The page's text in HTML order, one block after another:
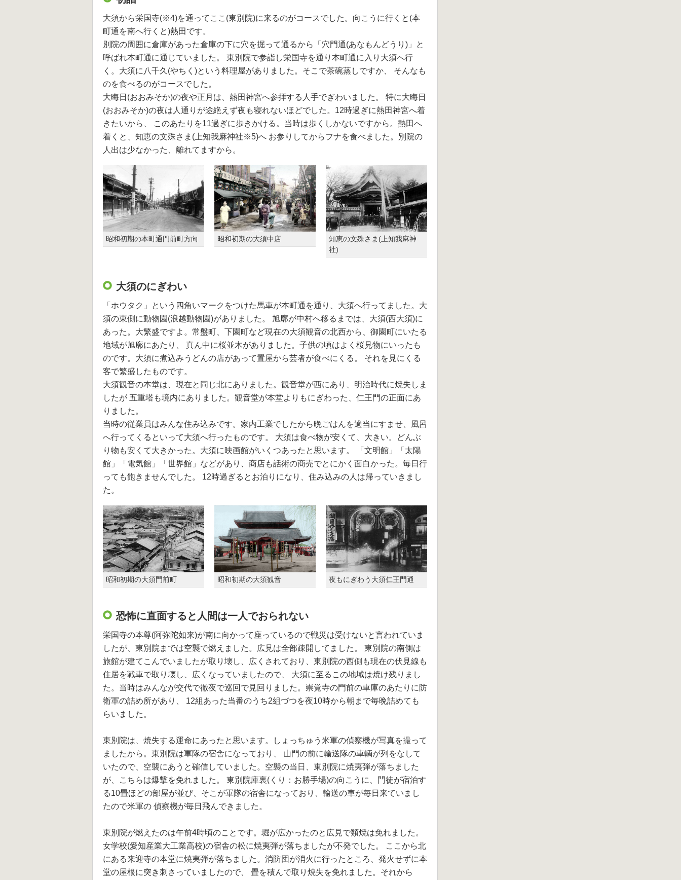
大須から栄国寺(※4)を通ってここ(東別院)に来るのがコースでした。向こうに行くと(本
町通を南へ行くと)熱田です。
別院の周囲に倉庫があった倉庫の下に穴を掘って通るから「穴門通(あなもんどうり)」と
呼ばれ本町通に通じていました。 東別院で参詣し栄国寺を通り本町通に入り大須へ行
く。大須に八千久(やちく)という料理屋がありました。そこで茶碗蒸しですか、 そんなも
のを食べるのがコースでした。
大晦日(おおみそか)の夜や正月は、熱田神宮へ参拝する人手でぎわいました。 特に大晦日
(おおみそか)の夜は人通りが途絶えず夜も寝れないほどでした。12時過ぎに熱田神宮へ着
きたいから、 このあたりを11過ぎに歩きかける。当時は歩くしかないですから。熱田へ
着くと、知恵の文殊さま(上知我麻神社※5)へ お参りしてからフナを食べました。別院の
人出は少なかった、離れてますから。
昭和初期の本町通門前町方向 昭和初期の大須中店
知恵の文殊さま(上知我麻神
社)
大須のにぎわい
「ホウタク」という四角いマークをつけた馬車が本町通を通り、大須へ行ってました。大
須の東側に動物園(浪越動物園)がありました。 旭廓が中村へ移るまでは、大須(西大須)に
あった。大繁盛ですよ。常盤町、下園町など現在の大須観音の北西から、御園町にいたる
地域が旭廓にあたり、 真ん中に桜並木がありました。子供の頃はよく桜見物にいったも
のです。大須に煮込みうどんの店があって置屋から芸者が食べにくる。 それを見にくる
客で繁盛したものです。
大須観音の本堂は、現在と同じ北にありました。観音堂が西にあり、明治時代に焼失しま
したが 五重塔も境内にありました。観音堂が本堂よりもにぎわった、仁王門の正面にあ
りました。
当時の従業員はみんな住み込みです。家内工業でしたから晩ごはんを適当にすませ、風呂
へ行ってくるといって大須へ行ったものです。 大須は食べ物が安くて、大きい。どんぶ
り物も安くて大きかった。大須に映画館がいくつあったと思います。 「文明館」「太陽
館」「電気館」「世界館」などがあり、商店も話術の商売でとにかく面白かった。毎日行
っても飽きませんでした。 12時過ぎるとお泊りになり、住み込みの人は帰っていきまし
た。
昭和初期の大須門前町 昭和初期の大須観音 夜もにぎわう大須仁王門通
恐怖に直面すると人間は一人でおられない
栄国寺の本尊(阿弥陀如来)が南に向かって座っているので戦災は受けないと言われていま
したが、東別院までは空襲で燃えました。広見は全部疎開してました。 東別院の南側は
旅館が建てこんでいましたが取り壊し、広くされており、東別院の西側も現在の伏見線も
住居を戦車で取り壊し、広くなっていましたので、 大須に至るこの地域は焼け残りまし
た。当時はみんなが交代で徹夜で巡回で見回りました。崇覚寺の門前の車庫のあたりに防
衛軍の詰め所があり、 12組あった当番のうち2組づつを夜10時から朝まで毎晩詰めても
らいました。
東別院は、焼失する運命にあったと思います。しょっちゅう米軍の偵察機が写真を撮って
ましたから。東別院は軍隊の宿舎になっており、 山門の前に輸送隊の車輌が列をなして
いたので、空襲にあうと確信していました。空襲の当日、東別院に焼夷弾が落ちました
が、こちらは爆撃を免れました。 東別院庫裏(くり：お勝手場)の向こうに、門徒が宿泊す
る10畳ほどの部屋が並び、そこが軍隊の宿舎になっており、輸送の車が毎日来ていまし
たので米軍の 偵察機が毎日飛んできました。
東別院が燃えたのは午前4時頃のことです。堀が広かったのと広見で類焼は免れました。
女学校(愛知産業大工業高校)の宿舎の松に焼夷弾が落ちましたが不発でした。 ここから北
にある来迎寺の本堂に焼夷弾が落ちました。消防団が消火に行ったところ、発火せずに本
堂の屋根に突き刺さっていましたので、 畳を積んで取り焼失を免れました。それから